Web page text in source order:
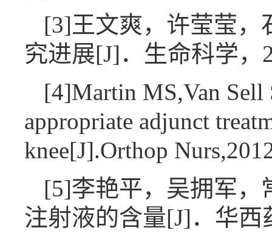
[3]王文爽，许莹莹，
究进展[J]．生命科学，
[4]Martin MS,Van Sell
appropriate adjunct
knee[J].Orthop
[5]李艳平，吴拥军，
注射液的含量[J]．华西